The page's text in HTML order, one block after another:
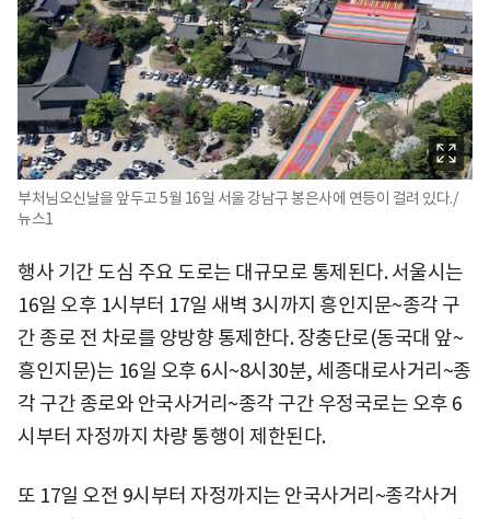
부처님오신날을 앞두고 5월 16일 서울 강남구 봉은사에 연등이 걸려 있다./
뉴스1
행사 기간 도심 주요 도로는 대규모로 통제된다. 서울시는
16일 오후 1시부터 17일 새벽 3시까지 흥인지문~종각 구
간 종로 전 차로를 양방향 통제한다. 장충단로(동국대 앞~
흥인지문)는 16일 오후 6시~8시30분, 세종대로사거리~종
각 구간 종로와 안국사거리~종각 구간 우정국로는 오후 6
시부터 자정까지 차량 통행이 제한된다.
또 17일 오전 9시부터 자정까지는 안국사거리~종각사거